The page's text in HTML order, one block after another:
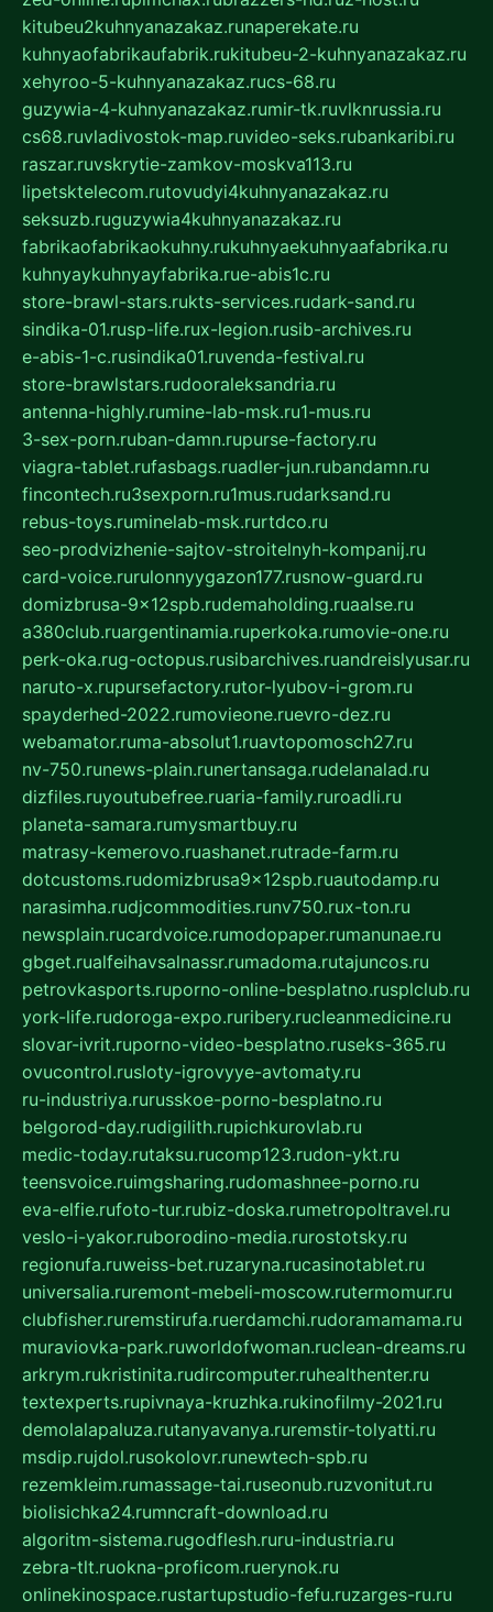
kitubeu2kuhnyanazakaz.runaperekate.ru
kuhnyaofabrikaufabrik.rukitubeu-2-kuhnyanazakaz.ru
xehyroo-5-kuhnyanazakaz.rucs-68.ru
guzywia-4-kuhnyanazakaz.rumir-tk.ruvlknrussia.ru
cs68.ruvladivostok-map.ruvideo-seks.rubankaribi.ru
raszar.ruvskrytie-zamkov-moskva113.ru
lipetsktelecom.rutovudyi4kuhnyanazakaz.ru
seksuzb.ruguzywia4kuhnyanazakaz.ru
fabrikaofabrikaokuhny.rukuhnyaekuhnyaafabrika.ru
kuhnyaykuhnyayfabrika.rue-abis1c.ru
store-brawl-stars.rukts-services.rudark-sand.ru
sindika-01.rusp-life.rux-legion.rusib-archives.ru
e-abis-1-c.rusindika01.ruvenda-festival.ru
store-brawlstars.rudooraleksandria.ru
antenna-highly.rumine-lab-msk.ru1-mus.ru
3-sex-porn.ruban-damn.rupurse-factory.ru
viagra-tablet.rufasbags.ruadler-jun.rubandamn.ru
fincontech.ru3sexporn.ru1mus.rudarksand.ru
rebus-toys.ruminelab-msk.rurtdco.ru
seo-prodvizhenie-sajtov-stroitelnyh-kompanij.ru
card-voice.rurulonnyygazon177.rusnow-guard.ru
domizbrusa-9x12spb.rudemaholding.ruaalse.ru
a380club.ruargentinamia.ruperkoka.rumovie-one.ru
perk-oka.rug-octopus.rusibarchives.ruandreislyusar.ru
naruto-x.rupursefactory.rutor-lyubov-i-grom.ru
spayderhed-2022.rumovieone.ruevro-dez.ru
webamator.ruma-absolut1.ruavtopomosch27.ru
nv-750.runews-plain.runertansaga.rudelanalad.ru
dizfiles.ruyoutubefree.ruaria-family.ruroadli.ru
planeta-samara.rumysmartbuy.ru
matrasy-kemerovo.ruashanet.rutrade-farm.ru
dotcustoms.rudomizbrusa9x12spb.ruautodamp.ru
narasimha.rudjcommodities.runv750.rux-ton.ru
newsplain.rucardvoice.rumodopaper.rumanunae.ru
gbget.rualfeihavsalnassr.rumadoma.rutajuncos.ru
petrovkasports.ruporno-online-besplatno.rusplclub.ru
york-life.rudoroga-expo.ruribery.rucleanmedicine.ru
slovar-ivrit.ruporno-video-besplatno.ruseks-365.ru
ovucontrol.rusloty-igrovyye-avtomaty.ru
ru-industriya.rurusskoe-porno-besplatno.ru
belgorod-day.rudigilith.rupichkurovlab.ru
medic-today.rutaksu.rucomp123.rudon-ykt.ru
teensvoice.ruimgsharing.rudomashnee-porno.ru
eva-elfie.rufoto-tur.rubiz-doska.rumetropoltravel.ru
veslo-i-yakor.ruborodino-media.rurostotsky.ru
regionufa.ruweiss-bet.ruzaryna.rucasinotablet.ru
universalia.ruremont-mebeli-moscow.rutermomur.ru
clubfisher.ruremstirufa.ruerdamchi.rudoramamama.ru
muraviovka-park.ruworldofwoman.ruclean-dreams.ru
arkrym.rukristinita.rudircomputer.ruhealthenter.ru
textexperts.rupivnaya-kruzhka.rukinofilmy-2021.ru
demolalapaluza.rutanyavanya.ruremstir-tolyatti.ru
msdip.rujdol.rusokolovr.runewtech-spb.ru
rezemkleim.rumassage-tai.ruseonub.ruzvonitut.ru
biolisichka24.rumncraft-download.ru
algoritm-sistema.rugodflesh.ruru-industria.ru
zebra-tlt.ruokna-proficom.ruerynok.ru
onlinekinospace.rustartupstudio-fefu.ruzarges-ru.ru